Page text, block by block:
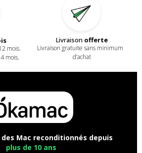
mois.
mois.
Livraison offerte
Livraison gratuite sans minimum
d’achat
Mac reconditionnés depuis
plus de 10 ans